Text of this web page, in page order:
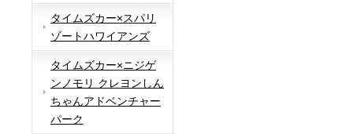
タイムズカー×スパリ
ゾートハワイアンズ
タイムズカー×ニジゲ
ンノモリ クレヨンしん
ちゃんアドベンチャー
パーク